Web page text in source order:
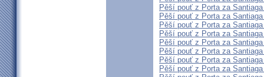
Pěší pouť z Porta za
Pěší pouť z Porta za
Pěší pouť z Porta za
Pěší pouť z Porta za
Pěší pouť z Porta za
Pěší pouť z Porta za
Pěší pouť z Porta za
Pěší pouť z Porta za